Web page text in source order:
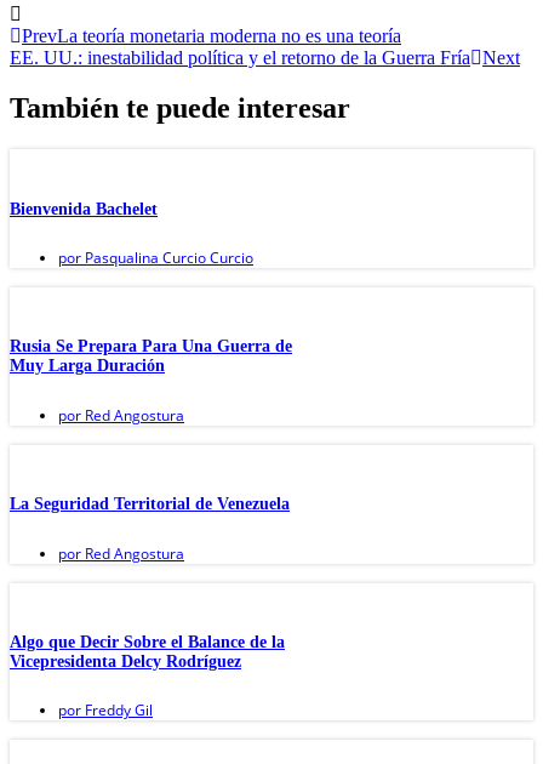
PrevLa teoría monetaria moderna no es una teoría
EE. UU.: inestabilidad política y el retorno de la Guerra Fría
Next
También te puede interesar
Bienvenida Bachelet
por Pasqualina Curcio Curcio
Rusia Se Prepara Para Una Guerra de
Muy Larga Duración
por Red Angostura
La Seguridad Territorial de Venezuela
por Red Angostura
Algo que Decir Sobre el Balance de la
Vicepresidenta Delcy Rodríguez
por Freddy Gil